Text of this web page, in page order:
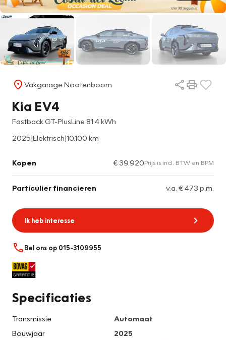
Vakgarage Nootenboom
Kia EV4
Fastback GT-PlusLine 81.4 kWh
2025|Elektrisch|10.100 km
Kopen € 39.920Prijs is incl. BTW en BPM
Particulier financieren v.a. € 473 p.m.
Ik heb interesse
Bel ons op 015-3109955
Specificaties
Transmissie
Automaat
Bouwjaar
2025